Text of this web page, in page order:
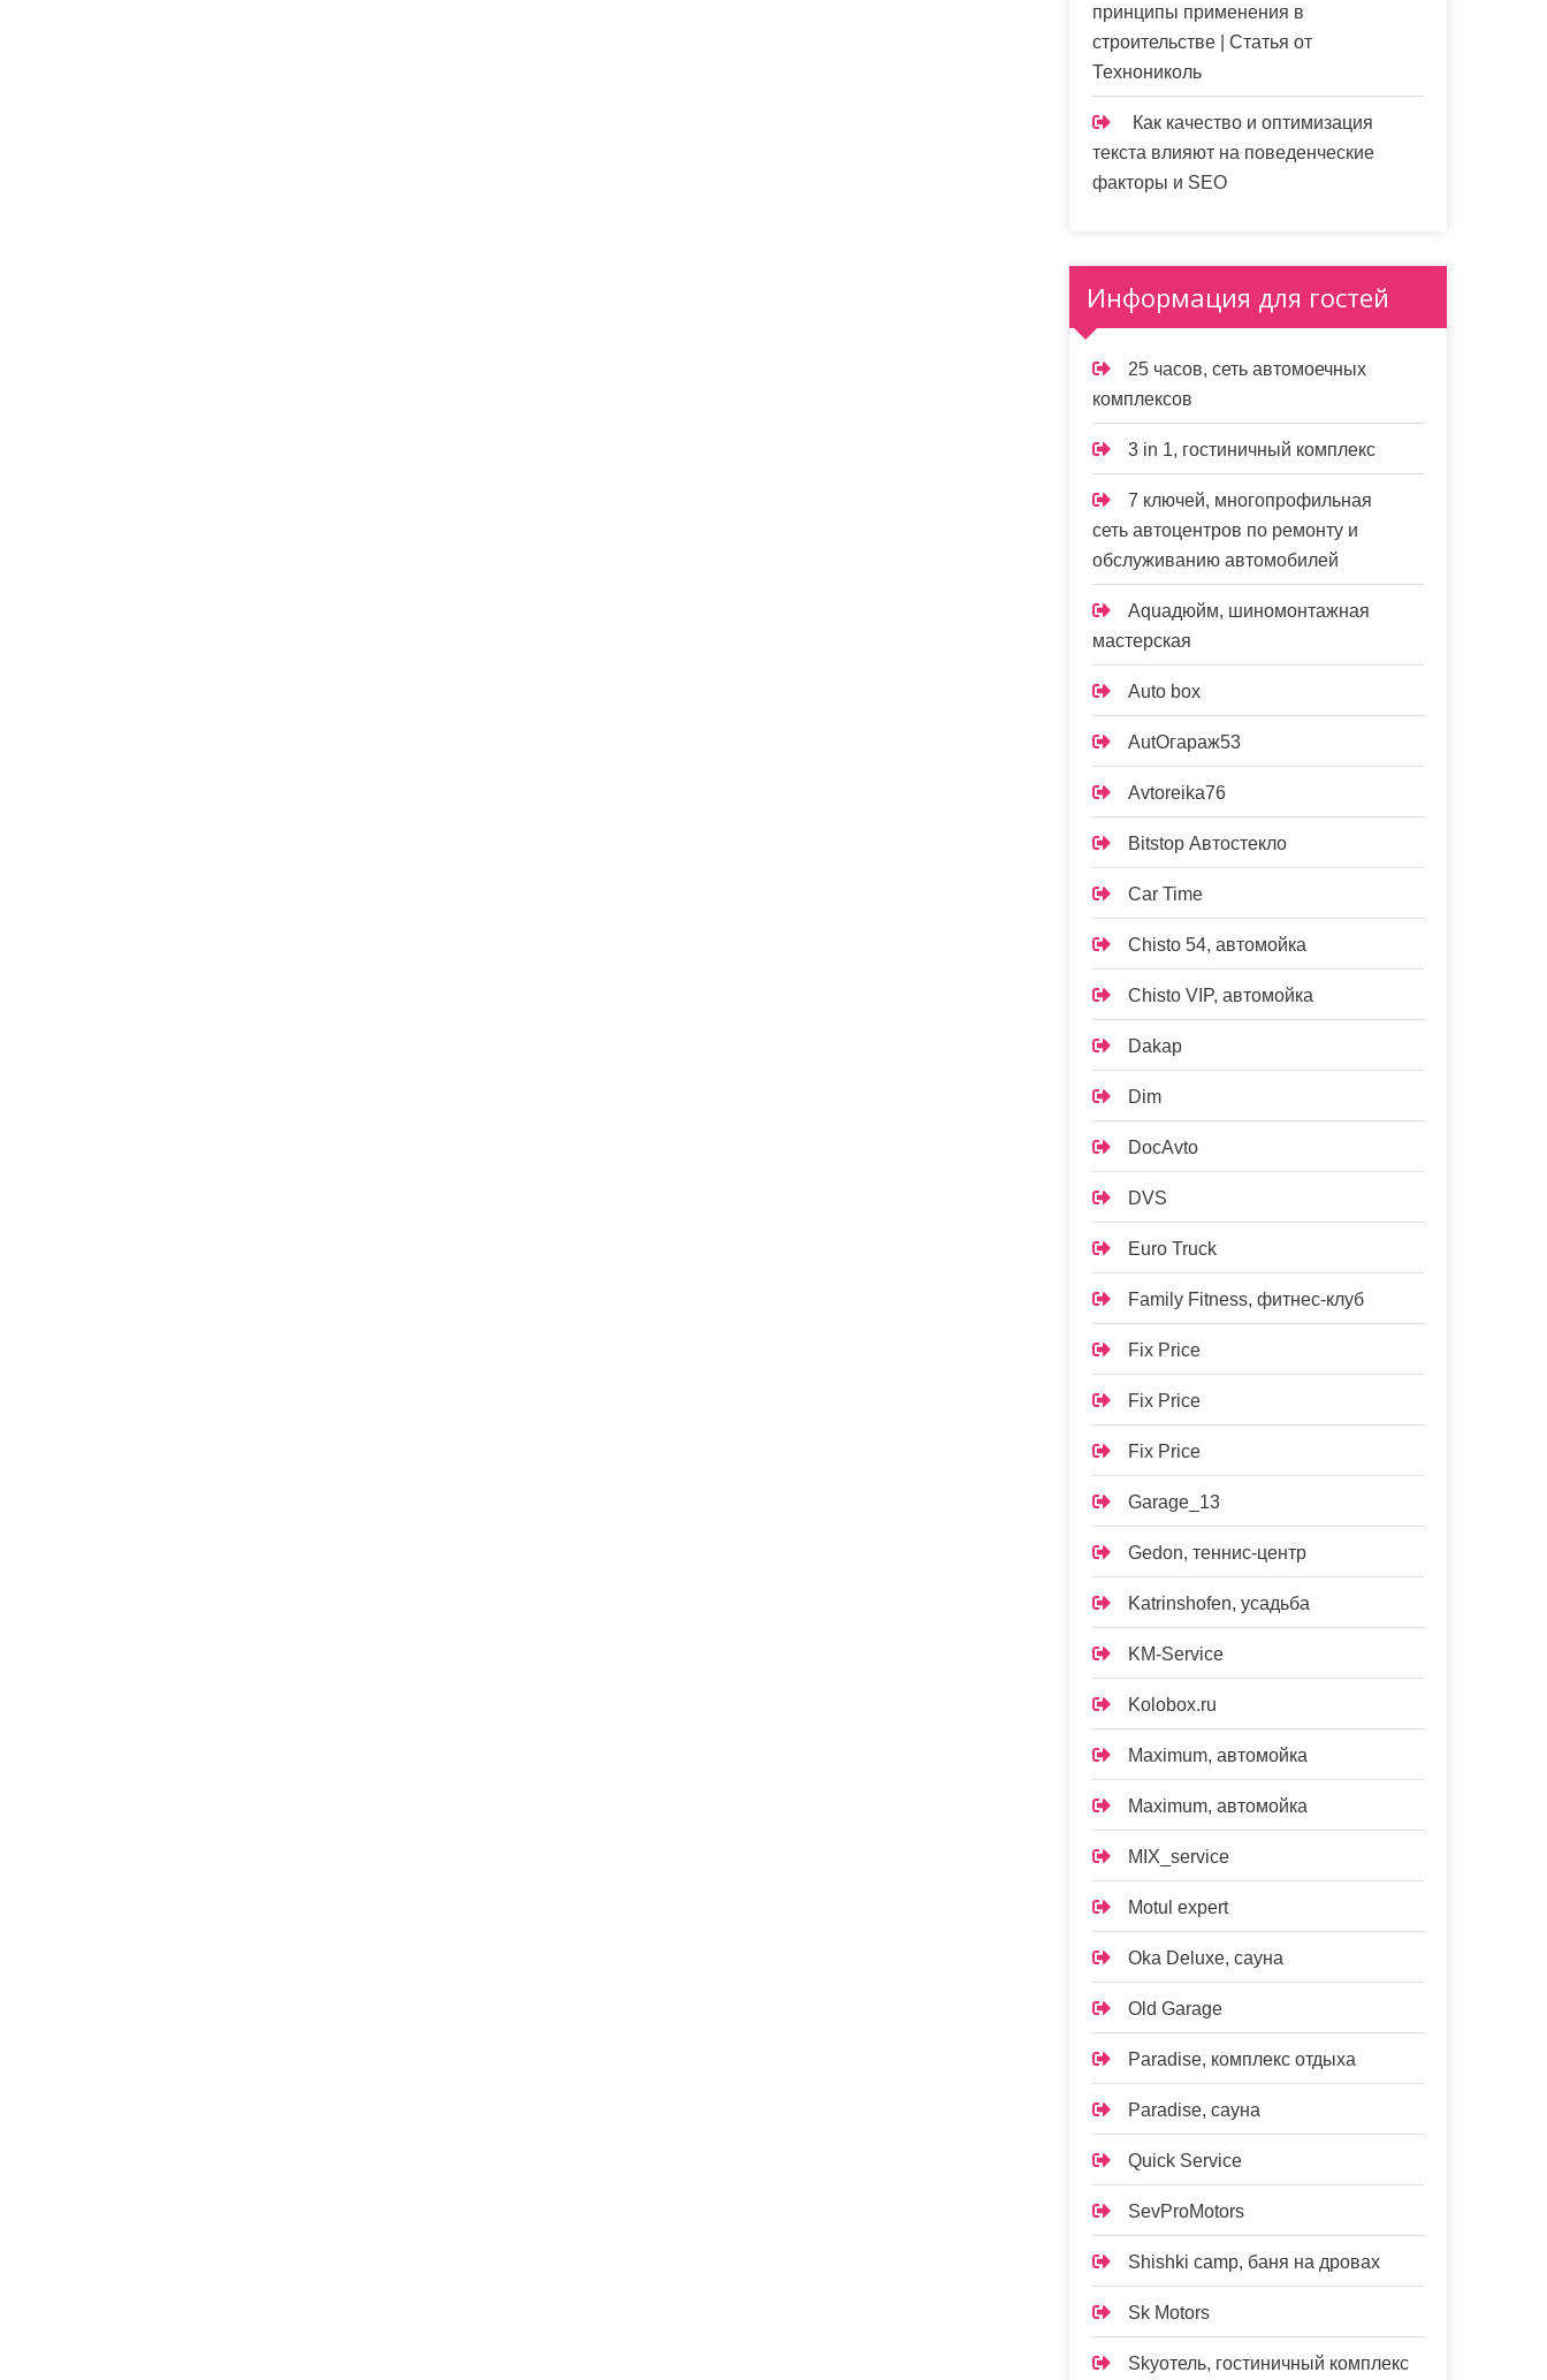
принципы применения в
строительстве | Статья от
Технониколь
Как качество и оптимизация
текста влияют на поведенческие
факторы и SEO
Информация для гостей
25 часов, сеть автомоечных
комплексов
3 in 1, гостиничный комплекс
7 ключей, многопрофильная
сеть автоцентров по ремонту и
обслуживанию автомобилей
Aquaдюйм, шиномонтажная
мастерская
Auto box
AutOгараж53
Avtoreika76
Bitstop Автостекло
Car Time
Chisto 54, автомойка
Chisto VIP, автомойка
Dakap
Dim
DocAvto
DVS
Euro Truck
Family Fitness, фитнес-клуб
Fix Price
Fix Price
Fix Price
Garage_13
Gedon, теннис-центр
Katrinshofen, усадьба
KM-Service
Kolobox.ru
Maximum, автомойка
Maximum, автомойка
MIX_service
Motul expert
Oka Deluxe, сауна
Old Garage
Paradise, комплекс отдыха
Paradise, сауна
Quick Service
SevProMotors
Shishki camp, баня на дровах
Sk Motors
Skyотель, гостиничный комплекс